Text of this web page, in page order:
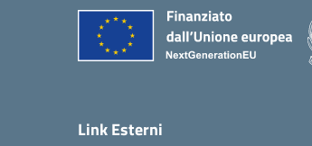
Link Esterni